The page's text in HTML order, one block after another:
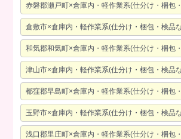
赤磐郡瀬戸町×倉庫内・軽作業系(仕分け・梱包
倉敷市×倉庫内・軽作業系(仕分け・梱包・検品
和気郡和気町×倉庫内・軽作業系(仕分け・梱包
津山市×倉庫内・軽作業系(仕分け・梱包・検品
都窪郡早島町×倉庫内・軽作業系(仕分け・梱包
玉野市×倉庫内・軽作業系(仕分け・梱包・検品
浅口郡里庄町×倉庫内・軽作業系(仕分け・梱包